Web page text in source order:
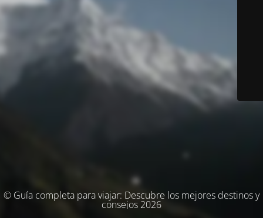
© Guía completa para viajar: Descubre los mejores destinos y
consejos 2026